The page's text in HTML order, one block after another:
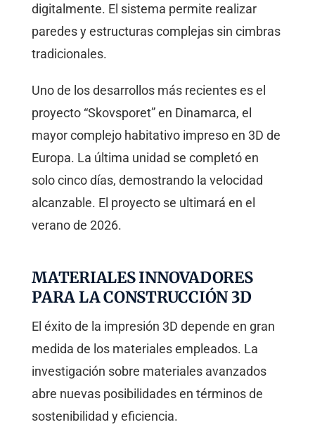
digitalmente. El sistema permite realizar
paredes y estructuras complejas sin cimbras
tradicionales.
Uno de los desarrollos más recientes es el
proyecto “Skovsporet” en Dinamarca, el
mayor complejo habitativo impreso en 3D de
Europa. La última unidad se completó en
solo cinco días, demostrando la velocidad
alcanzable. El proyecto se ultimará en el
verano de 2026.
MATERIALES INNOVADORES
PARA LA CONSTRUCCIÓN 3D
El éxito de la impresión 3D depende en gran
medida de los materiales empleados. La
investigación sobre materiales avanzados
abre nuevas posibilidades en términos de
sostenibilidad y eficiencia.